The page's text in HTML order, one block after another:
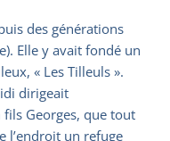
des générations
Elle y avait fondé un
« Les Tilleuls ».
dirigeait
fils Georges, que tout
l’endroit un refuge